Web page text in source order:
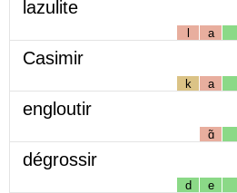
lazulite
l a
Casimir
k a
engloutir
ɑ̃
dégrossir
d e